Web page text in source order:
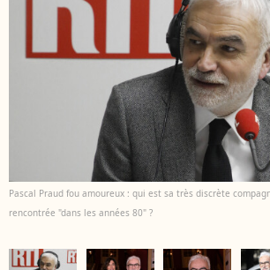
Pascal Praud fou amoureux : qui est sa très discrète
rencontrée "dans les années 80" ?